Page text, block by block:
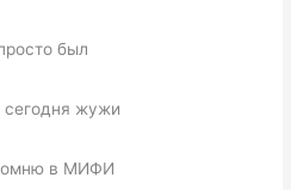
был
сегодня жужи
в МИФИ